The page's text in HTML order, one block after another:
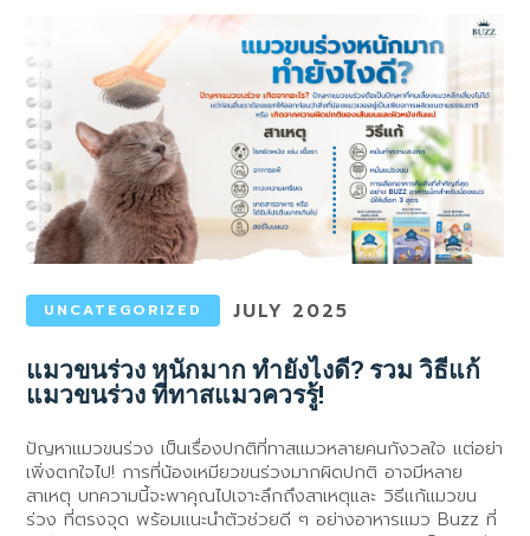
UNCATEGORIZED JULY 2025
แมวขนร่วง หนักมาก ทำยังไงดี? รวม วิธีแก้
แมวขนร่วง ที่ทาสแมวควรรู้!
ปัญหาแมวขนร่วง เป็นเรื่องปกติที่ทาสแมวหลายคนกังวลใจ แต่อย่า
เพิ่งตกใจไป! การที่น้องเหมียวขนร่วงมากผิดปกติ อาจมีหลาย
สาเหตุ บทความนี้จะพาคุณไปเจาะลึกถึงสาเหตุและ วิธีแก้แมวขน
ร่วง ที่ตรงจุด พร้อมแนะนำตัวช่วยดี ๆ อย่างอาหารแมว Buzz ที่